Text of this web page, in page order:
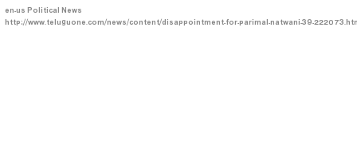
en-usPolitical News
http://www.teluguone.com/news/content/disappointment-for-parimal-natwani-39-